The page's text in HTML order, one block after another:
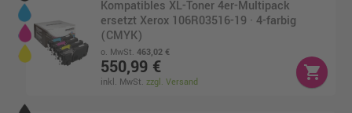
Kompatibles XL-Toner 4er-Multipack
ersetzt Xerox 106R03516-19 · 4-farbig
(CMYK)
o. MwSt.463,02 €
550,99 €
inkl. MwSt.zzgl. Versand
shopping_cart